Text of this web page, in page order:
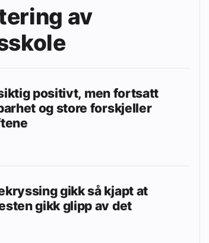
av
positivt, men fortsatt
og store forskjeller
gikk så kjapt at
gikk glipp av det